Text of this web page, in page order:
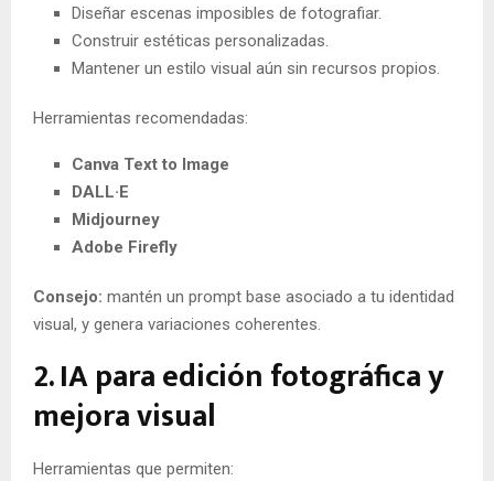
Diseñar escenas imposibles de fotografiar.
Construir estéticas personalizadas.
Mantener un estilo visual aún sin recursos propios.
Herramientas recomendadas:
Canva Text to Image
DALL·E
Midjourney
Adobe Firefly
Consejo: mantén un prompt base asociado a tu identidad
visual, y genera variaciones coherentes.
2. IA para edición fotográfica y
mejora visual
Herramientas que permiten: